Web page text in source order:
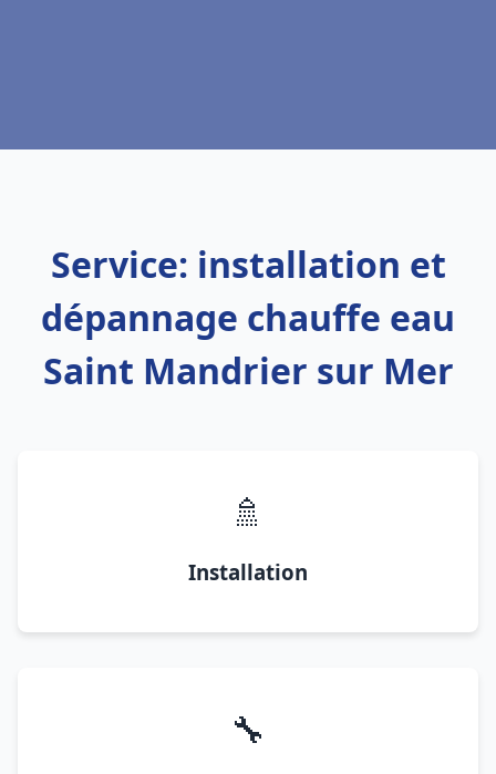
Service: installation et
dépannage chauffe eau
Saint Mandrier sur Mer
🚿
Installation
🔧